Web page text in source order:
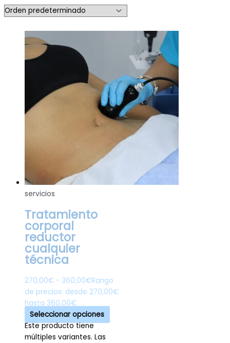
servicios
Tratamiento
corporal
reductor
cualquier
técnica
270,00€ - 360,00€Rango
de precios: desde 270,00€
hasta 360,00€
Seleccionar opciones
Este producto tiene
múltiples variantes. Las